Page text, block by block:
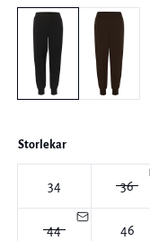
Storlekar
34 36
44 46